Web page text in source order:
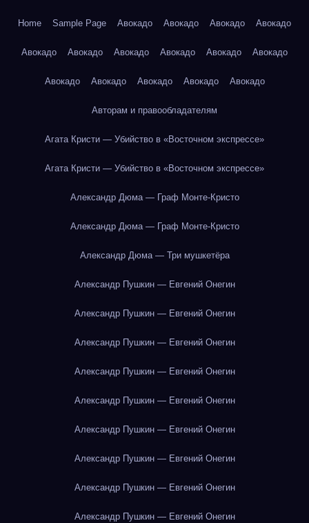
Home Sample Page Авокадо Авокадо Авокадо Авокадо
Авокадо Авокадо Авокадо Авокадо Авокадо Авокадо
Авокадо Авокадо Авокадо Авокадо Авокадо
Авторам и правообладателям
Агата Кристи — Убийство в «Восточном экспрессе»
Агата Кристи — Убийство в «Восточном экспрессе»
Александр Дюма — Граф Монте-Кристо
Александр Дюма — Граф Монте-Кристо
Александр Дюма — Три мушкетёра
Александр Пушкин — Евгений Онегин
Александр Пушкин — Евгений Онегин
Александр Пушкин — Евгений Онегин
Александр Пушкин — Евгений Онегин
Александр Пушкин — Евгений Онегин
Александр Пушкин — Евгений Онегин
Александр Пушкин — Евгений Онегин
Александр Пушкин — Евгений Онегин
Александр Пушкин — Евгений Онегин